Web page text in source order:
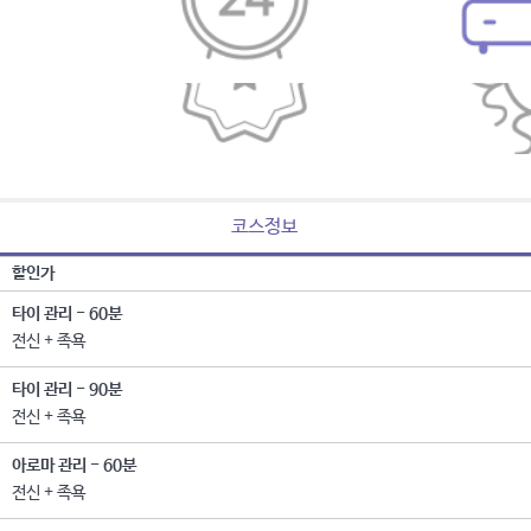
코스정보
할인가
타이 관리 - 60분
전신 + 족욕
타이 관리 - 90분
전신 + 족욕
아로마 관리 - 60분
전신 + 족욕